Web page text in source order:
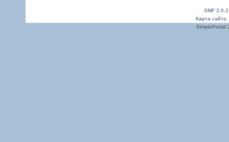
SMF
Карта сайта
SimplePortal